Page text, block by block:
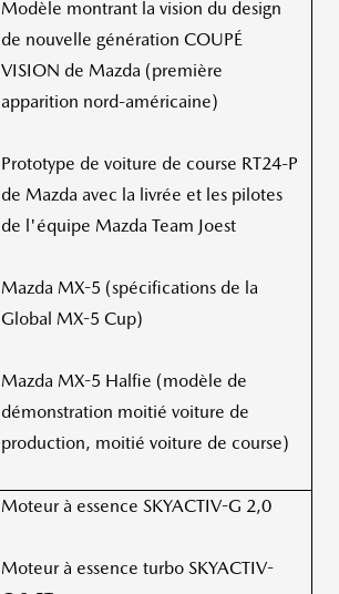
Modèle montrant la vision du design
de nouvelle génération COUPÉ
VISION de Mazda (première
apparition nord-américaine)
Prototype de voiture de course RT24-P
de Mazda avec la livrée et les pilotes
de l'équipe Mazda Team Joest
Mazda MX-5 (spécifications de la
Global MX-5 Cup)
Mazda MX-5 Halfie (modèle de
démonstration moitié voiture de
production, moitié voiture de course)
Moteur à essence SKYACTIV-G 2,0
Moteur à essence turbo SKYACTIV-